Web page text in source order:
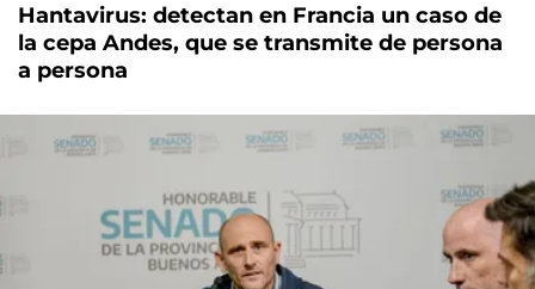
Hantavirus: detectan en Francia un caso de
la cepa Andes, que se transmite de persona
a persona